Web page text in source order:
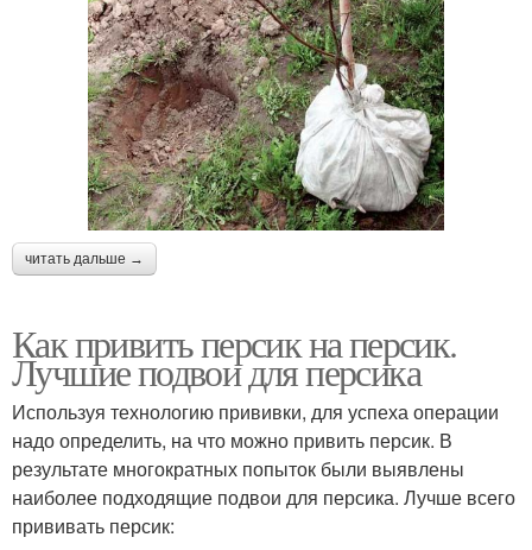
читать дальше →
Как привить персик на персик.
Лучшие подвои для персика
Используя технологию прививки, для успеха операции
надо определить, на что можно привить персик. В
результате многократных попыток были выявлены
наиболее подходящие подвои для персика. Лучше всего
прививать персик: